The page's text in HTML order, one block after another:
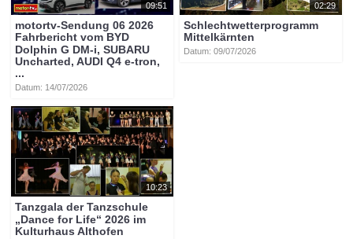
09:51
motortv-Sendung 06 2026
Fahrbericht vom BYD
Dolphin G DM-i, SUBARU
Uncharted, AUDI Q4 e-tron,
...
Datum: 14/07/2026
02:29
Schlechtwetterprogramm
Mittelkärnten
Datum: 09/07/2026
10:23
Tanzgala der Tanzschule
„Dance for Life“ 2026 im
Kulturhaus Althofen